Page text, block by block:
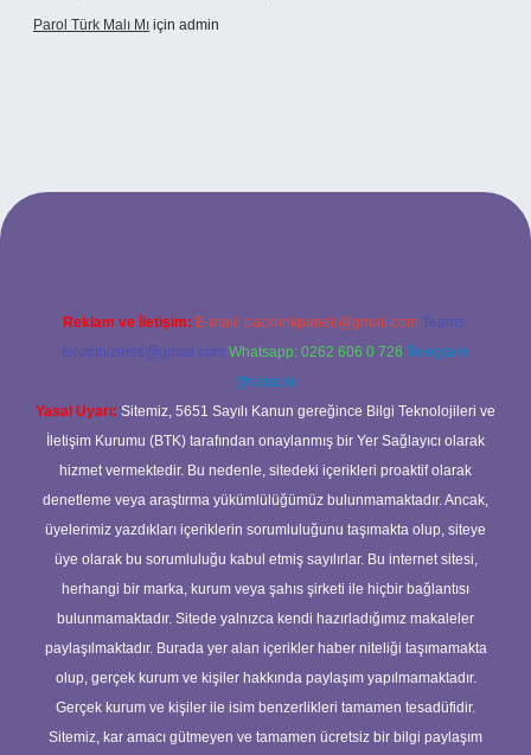
Parol Türk Malı Mı için admin
Reklam ve İletişim: E-mail: backlinkpaneli@gmail.com Teams:
forumhizmeti@gmail.com Whatsapp: 0262 606 0 726 Telegram:
@karabul
Yasal Uyarı: Sitemiz, 5651 Sayılı Kanun gereğince Bilgi Teknolojileri ve
İletişim Kurumu (BTK) tarafından onaylanmış bir Yer Sağlayıcı olarak
hizmet vermektedir. Bu nedenle, sitedeki içerikleri proaktif olarak
denetleme veya araştırma yükümlülüğümüz bulunmamaktadır. Ancak,
üyelerimiz yazdıkları içeriklerin sorumluluğunu taşımakta olup, siteye
üye olarak bu sorumluluğu kabul etmiş sayılırlar. Bu internet sitesi,
herhangi bir marka, kurum veya şahıs şirketi ile hiçbir bağlantısı
bulunmamaktadır. Sitede yalnızca kendi hazırladığımız makaleler
paylaşılmaktadır. Burada yer alan içerikler haber niteliği taşımamakta
olup, gerçek kurum ve kişiler hakkında paylaşım yapılmamaktadır.
Gerçek kurum ve kişiler ile isim benzerlikleri tamamen tesadüfidir.
Sitemiz, kar amacı gütmeyen ve tamamen ücretsiz bir bilgi paylaşım